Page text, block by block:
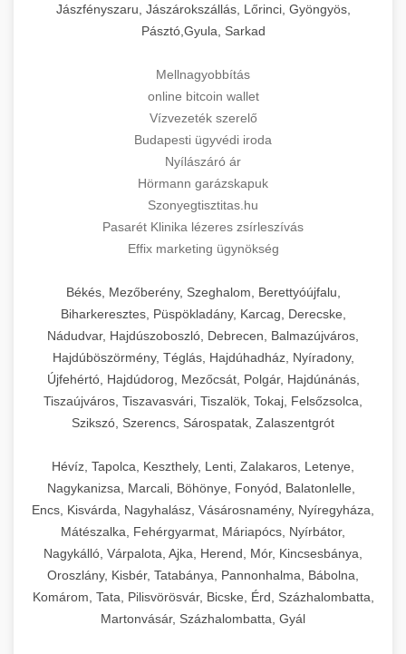
Jászfényszaru, Jászárokszállás, Lőrinci, Gyöngyös,
Pásztó,Gyula, Sarkad
Mellnagyobbítás
online bitcoin wallet
Vízvezeték szerelő
Budapesti ügyvédi iroda
Nyílászáró ár
Hörmann garázskapuk
Szonyegtisztitas.hu
Pasarét Klinika lézeres zsírleszívás
Effix marketing ügynökség
Békés, Mezőberény, Szeghalom, Berettyóújfalu,
Biharkeresztes, Püspökladány, Karcag, Derecske,
Nádudvar, Hajdúszoboszló, Debrecen, Balmazújváros,
Hajdúböszörmény, Téglás, Hajdúhadház, Nyíradony,
Újfehértó, Hajdúdorog, Mezőcsát, Polgár, Hajdúnánás,
Tiszaújváros, Tiszavasvári, Tiszalök, Tokaj, Felsőzsolca,
Szikszó, Szerencs, Sárospatak, Zalaszentgrót
Hévíz, Tapolca, Keszthely, Lenti, Zalakaros, Letenye,
Nagykanizsa, Marcali, Böhönye, Fonyód, Balatonlelle,
Encs, Kisvárda, Nagyhalász, Vásárosnamény, Nyíregyháza,
Mátészalka, Fehérgyarmat, Máriapócs, Nyírbátor,
Nagykálló, Várpalota, Ajka, Herend, Mór, Kincsesbánya,
Oroszlány, Kisbér, Tatabánya, Pannonhalma, Bábolna,
Komárom, Tata, Pilisvörösvár, Bicske, Érd, Százhalombatta,
Martonvásár, Százhalombatta, Gyál